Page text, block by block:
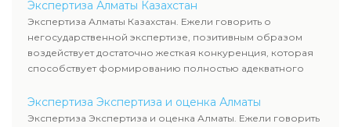
Экспертиза Алматы Казахстан
Экспертиза Алматы Казахстан. Ежели говорить о
негосударственной экспертизе, позитивным образом
воздействует достаточно жесткая конкуренция, которая
способствует формированию полностью адекватного
Экспертиза Экспертиза и оценка Алматы
Экспертиза Экспертиза и оценка Алматы. Ежели говорить